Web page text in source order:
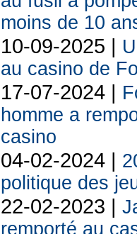
moins de 10
10-09-2025 |
au casino de
17-07-2024 |
homme a
casino
04-02-2024 |
politique des
22-02-2023 |
remporté au